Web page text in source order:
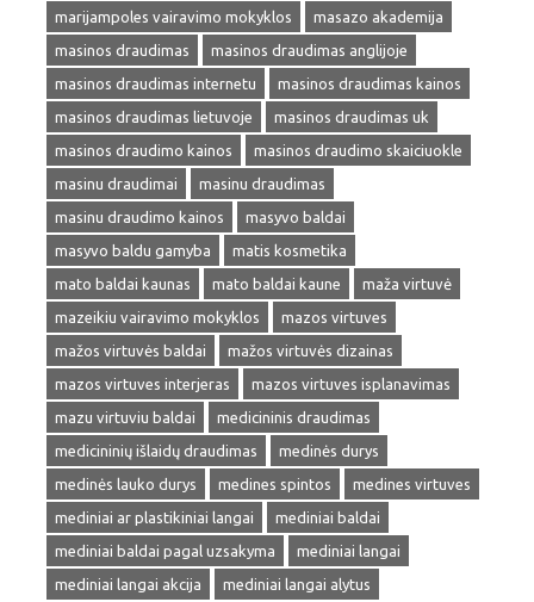
marijampoles vairavimo mokyklos
masazo akademija
masinos draudimas
masinos draudimas anglijoje
masinos draudimas internetu
masinos draudimas kainos
masinos draudimas lietuvoje
masinos draudimas uk
masinos draudimo kainos
masinos draudimo skaiciuokle
masinu draudimai
masinu draudimas
masinu draudimo kainos
masyvo baldai
masyvo baldu gamyba
matis kosmetika
mato baldai kaunas
mato baldai kaune
maža virtuvė
mazeikiu vairavimo mokyklos
mazos virtuves
mažos virtuvės baldai
mažos virtuvės dizainas
mazos virtuves interjeras
mazos virtuves isplanavimas
mazu virtuviu baldai
medicininis draudimas
medicininių išlaidų draudimas
medinės durys
medinės lauko durys
medines spintos
medines virtuves
mediniai ar plastikiniai langai
mediniai baldai
mediniai baldai pagal uzsakyma
mediniai langai
mediniai langai akcija
mediniai langai alytus